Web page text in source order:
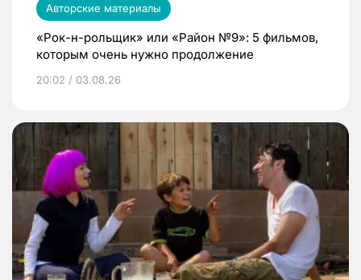
Авторские материалы
«Рок-н-рольщик» или «Район №9»: 5 фильмов,
которым очень нужно продолжение
20:02 / 03.08.26